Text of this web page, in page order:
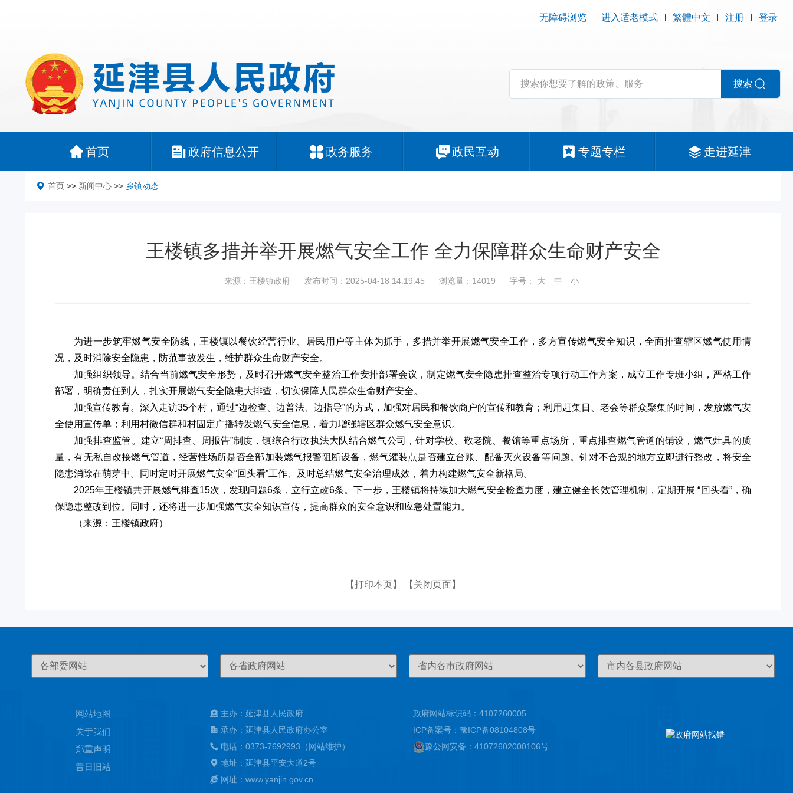
无障碍浏览 进入适老模式 繁體中文 注册 登录
搜索
首页 政府信息公开 政务服务 政民互动 专题专栏 走进延津
首页 >> 新闻中心 >> 乡镇动态
王楼镇多措并举开展燃气安全工作 全力保障群众生命财产安全
来源：王楼镇政府 发布时间：2025-04-18 14:19:45 浏览量：14019 字号： 大 中 小
为进一步筑牢燃气安全防线，王楼镇以餐饮经营行业、居民用户等主体为抓手，多措并举开展燃气安全工作，多方宣传燃气安全知识，全面排查辖区燃气使用情
况，及时消除安全隐患，防范事故发生，维护群众生命财产安全。
加强组织领导。结合当前燃气安全形势，及时召开燃气安全整治工作安排部署会议，制定燃气安全隐患排查整治专项行动工作方案，成立工作专班小组，严格工作
部署，明确责任到人，扎实开展燃气安全隐患大排查，切实保障人民群众生命财产安全。
加强宣传教育。深入走访35个村，通过“边检查、边普法、边指导”的方式，加强对居民和餐饮商户的宣传和教育；利用赶集日、老会等群众聚集的时间，发放燃气安
全使用宣传单；利用村微信群和村固定广播转发燃气安全信息，着力增强辖区群众燃气安全意识。
加强排查监管。建立“周排查、周报告”制度，镇综合行政执法大队结合燃气公司，针对学校、敬老院、餐馆等重点场所，重点排查燃气管道的铺设，燃气灶具的质
量，有无私自改接燃气管道，经营性场所是否全部加装燃气报警阻断设备，燃气灌装点是否建立台账、配备灭火设备等问题。针对不合规的地方立即进行整改，将安全
隐患消除在萌芽中。同时定时开展燃气安全“回头看”工作、及时总结燃气安全治理成效，着力构建燃气安全新格局。
2025年王楼镇共开展燃气排查15次，发现问题6条，立行立改6条。下一步，王楼镇将持续加大燃气安全检查力度，建立健全长效管理机制，定期开展 “回头看”，确
保隐患整改到位。同时，还将进一步加强燃气安全知识宣传，提高群众的安全意识和应急处置能力。
（来源：王楼镇政府）
【打印本页】 【关闭页面】
网站地图
关于我们
郑重声明
昔日旧站
主办：延津县人民政府
承办：延津县人民政府办公室
电话：0373-7692993（网站维护）
地址：延津县平安大道2号
网址：www.yanjin.gov.cn
政府网站标识码：4107260005
ICP备案号： 豫ICP备08104808号
豫公网安备： 41072602000106号